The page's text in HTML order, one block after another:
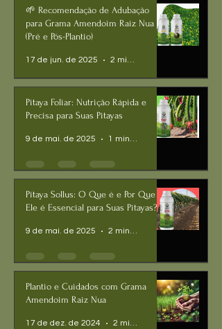
🌱 Recomendação de Adubação
para Grama Amendoim Raiz Nua
(Pré e Pós-Plantio)
17 de jun. de 2025 2 min de leitura
Pitaya Foliar: Nutrição Rápida e
Precisa para Suas Pitayas
9 de mai. de 2025 1 min de leitura
Pitaya Sollus: O Que é e Por Que
Ele é Essencial para Suas Pitayas?
9 de mai. de 2025 2 min de leitura
Plantio e Cuidados com Grama
Amendoim Raiz Nua
17 de dez. de 2024 2 min de leitura